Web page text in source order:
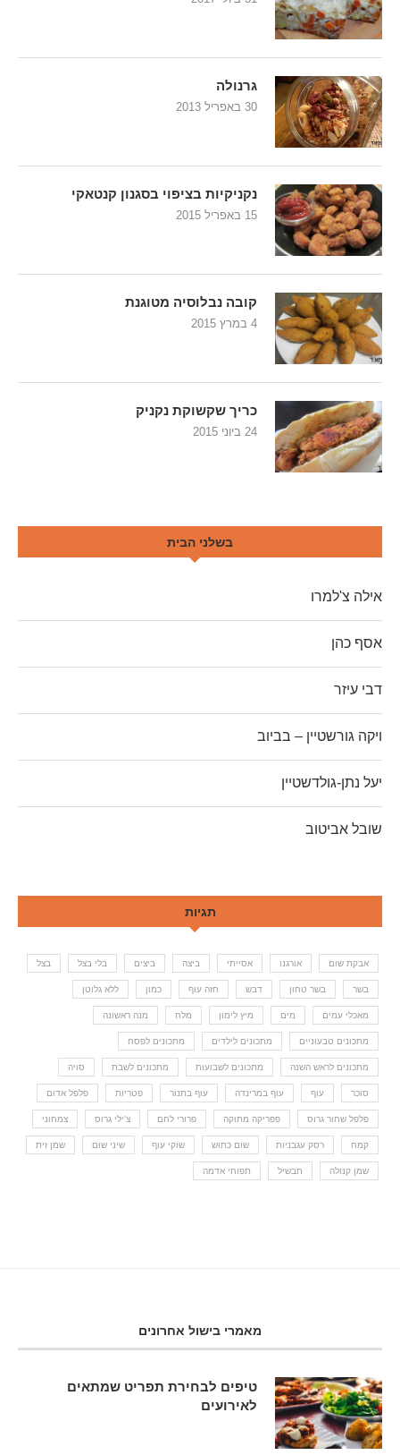
גרנולה
30 באפריל 2013
נקניקיות בציפוי בסגנון קנטאקי
15 באפריל 2015
קובה נבלוסיה מטוגנת
4 במרץ 2015
כריך שקשוקת נקניק
24 ביוני 2015
בשלני הבית
אילה צ'למרו
אסף כהן
דבי עיזר
ויקה גורשטיין – בביוב
יעל נתן-גולדשטיין
שובל אביטוב
תגיות
אבקת שום אורגנו אסייתי ביצה ביצים בלי בצל בצל
בשר בשר טחון דבש חזה עוף כמון ללא גלוטן
מאכלי עמים מים מיץ לימון מלח מנה ראשונה
מתכונים טבעוניים מתכונים לילדים מתכונים לפסח
מתכונים לראש השנה מתכונים לשבועות מתכונים לשבת סויה
סוכר עוף עוף במרינדה עוף בתנור פטריות פלפל אדום
פלפל שחור גרוס פפריקה מתוקה פרורי לחם צ'ילי גרוס צמחוני
קמח רסק עגבניות שום כתוש שוקי עוף שיני שום שמן זית
שמן קנולה תבשיל תפוחי אדמה
מאמרי בישול אחרונים
טיפים לבחירת תפריט שמתאים
לאירועים